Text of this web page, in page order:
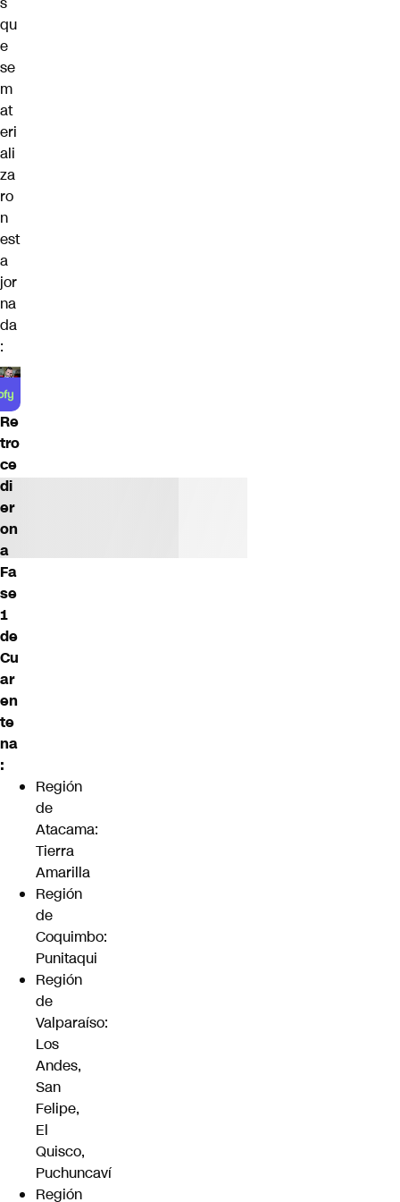
qu
e
se
m
at
eri
ali
za
ro
n
est
a
jor
na
da
:
Re
tro
ce
di
er
on
a
Fa
se
1
de
Cu
ar
en
te
na
:
Región
de
Atacama:
Tierra
Amarilla
Región
de
Coquimbo:
Punitaqui
Región
de
Valparaíso:
Los
Andes,
San
Felipe,
El
Quisco,
Puchuncaví
Región